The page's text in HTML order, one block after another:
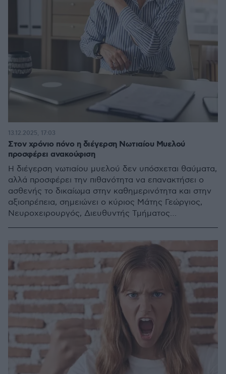
Στον χρόνιο πόνο η διέγερση Νωτιαίου Μυελού
προσφέρει ανακούφιση
Η διέγερση νωτιαίου μυελού δεν υπόσχεται θαύματα,
αλλά προσφέρει την πιθανότητα να επανακτήσει ο
ασθενής το δικαίωμα στην καθημερινότητα και στην
αξιοπρέπεια, σημειώνει ο κύριος Μάτης Γεώργιος,
Νευροχειρουργός, Διευθυντής Τμήματος
13.12.2025, 17:03